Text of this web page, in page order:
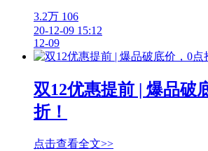
3.2万 106
20-12-09 15:12
12-09
双12优惠提前 | 爆品破
折！
点击查看全文>>